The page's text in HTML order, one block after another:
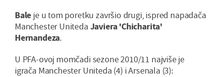
Bale je u tom poretku završio drugi, ispred napadača
Manchester Uniteda Javiera 'Chicharita'
Hernandeza.
U PFA-ovoj momčadi sezone 2010/11 najviše je
igrača Manchester Uniteda (4) i Arsenala (3):